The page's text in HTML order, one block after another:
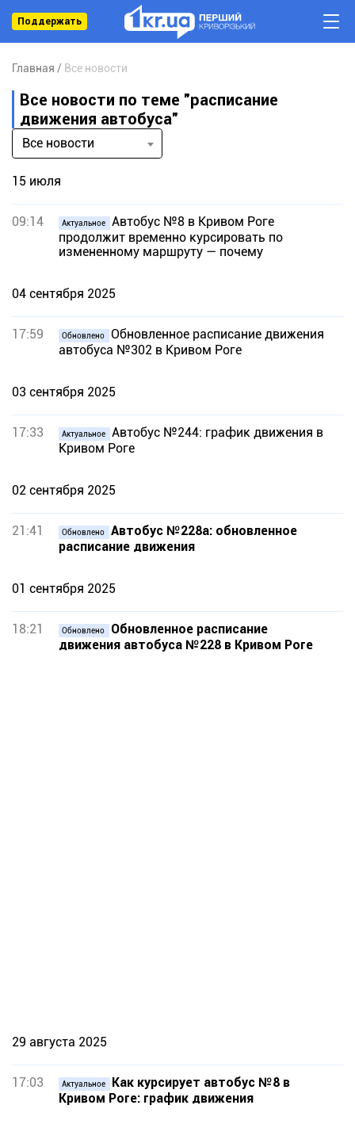
Поддержать
Главная Все новости
Все новости по теме "расписание
движения автобуса"
Все новости
15 июля
09:14 Актуальное
Автобус №8 в Кривом Роге
продолжит временно курсировать по
измененному маршруту — почему
04 сентября 2025
17:59 Обновлено
Обновленное расписание движения
автобуса №302 в Кривом Роге
03 сентября 2025
17:33 Актуальное
Автобус №244: график движения в
Кривом Роге
02 сентября 2025
21:41 Обновлено
Автобус №228а: обновленное
расписание движения
01 сентября 2025
18:21 Обновлено
Обновленное расписание
движения автобуса №228 в Кривом Роге
29 августа 2025
17:03 Актуальное
Как курсирует автобус №8 в
Кривом Роге: график движения